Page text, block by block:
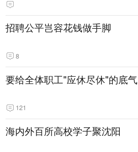
招聘公平岂容花钱做手脚
8
要给全体职工"应休尽休"的底气
121
海内外百所高校学子聚沈阳